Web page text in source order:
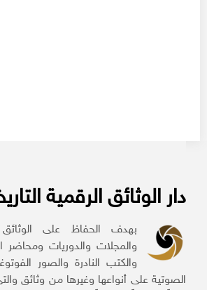
دار الوثائق الرقمية
بهدف الحفاظ على الوثائق
والمجلات والدوريات ومحاضر
والكتب النادرة والصور
الصوتية على أنواعها وغيرها من وثائق